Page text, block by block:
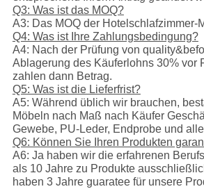
Q3: Was ist das MOQ?
A3: Das MOQ der Hotelschlafzimmer-
Q4: Was ist Ihre Zahlungsbedingung?
A4: Nach der Prüfung von
Ablagerung des Käuferlohns 30% vor
zahlen dann Betrag.
Q5: Was ist die Lieferfrist?
A5: Während üblich wir brauchen,
Möbeln nach Maß nach Käufer
Gewebe, PU-Leder, Endprobe und
Q6: Können Sie Ihren Produkten
A6: Ja haben wir die erfahrenen
als 10 Jahre zu Produkte
haben 3 Jahre guaratee für unsere